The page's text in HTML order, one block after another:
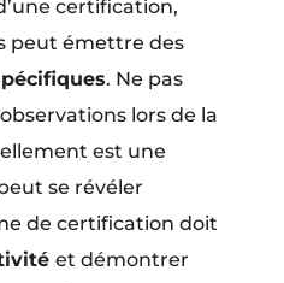
certification,
peut émettre des
. Ne pas
lors de la
est une
se révéler
de certification doit
et démontrer